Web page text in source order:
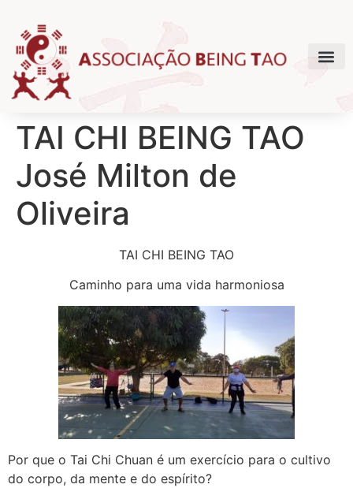
TAI CHI BEING TAO
José Milton de
Oliveira
TAI CHI BEING TAO
Caminho para uma vida harmoniosa
Por que o Tai Chi Chuan é um exercício para o cultivo
do corpo, da mente e do espírito?